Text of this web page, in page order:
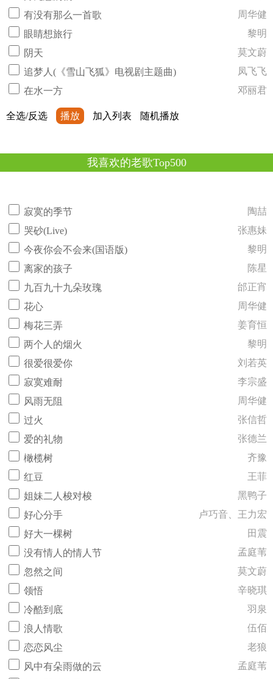
有没有那么一首歌
周华健
眼睛想旅行
黎明
阴天
莫文蔚
追梦人(《雪山飞狐》电视剧主题曲)
凤飞飞
在水一方
邓丽君
全选/反选 播放 加入列表 随机播放
我喜欢的老歌Top500
寂寞的季节
陶喆
哭砂(Live)
张惠妹
今夜你会不会来(国语版)
黎明
离家的孩子
陈星
九百九十九朵玫瑰
邰正宵
花心
周华健
梅花三弄
姜育恒
两个人的烟火
黎明
很爱很爱你
刘若英
寂寞难耐
李宗盛
风雨无阻
周华健
过火
张信哲
爱的礼物
张德兰
橄榄树
齐豫
红豆
王菲
姐妹二人梭对梭
黑鸭子
好心分手
卢巧音、王力宏
好大一棵树
田震
没有情人的情人节
孟庭苇
忽然之间
莫文蔚
领悟
辛晓琪
冷酷到底
羽泉
浪人情歌
伍佰
恋恋风尘
老狼
风中有朵雨做的云
孟庭苇